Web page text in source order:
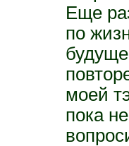
Еще
по
моей
пока